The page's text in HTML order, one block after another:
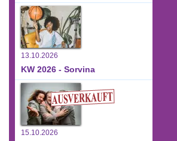
13.10.2026
KW 2026 - Sorvina
15.10.2026